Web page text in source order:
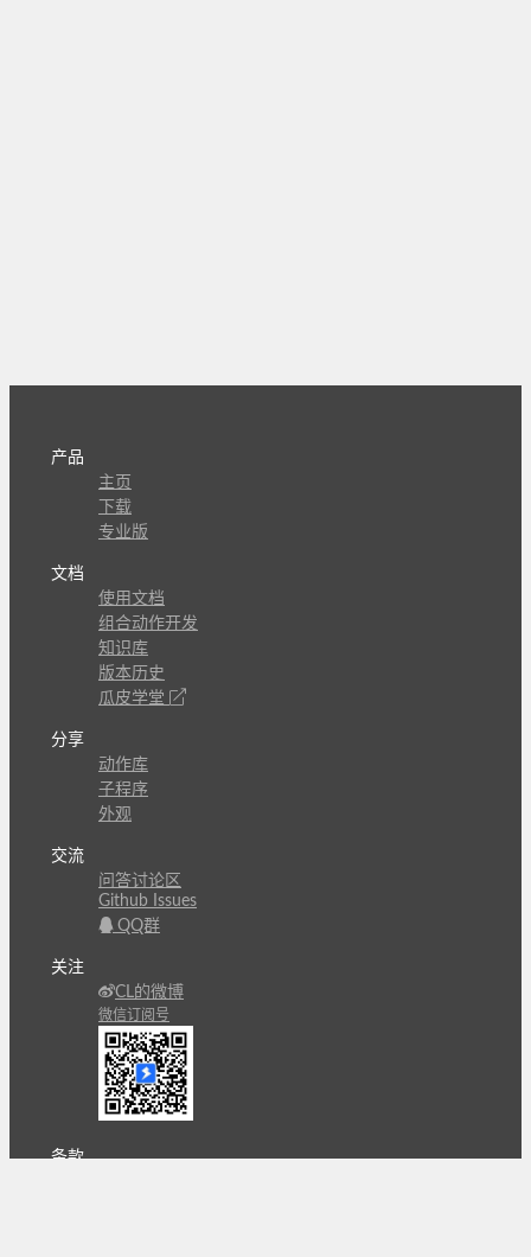
产品
主页
下载
专业版
文档
使用文档
组合动作开发
知识库
版本历史
瓜皮学堂
分享
动作库
子程序
外观
交流
问答讨论区
Github Issues
QQ群
关注
CL的微博
微信订阅号
条款